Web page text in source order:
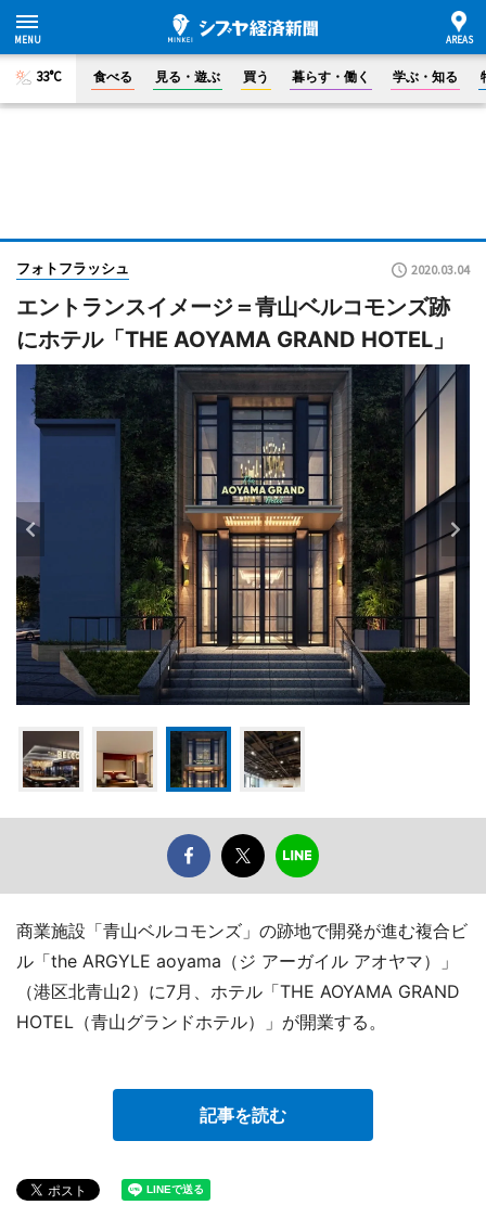
33°C 食べる 見る・遊ぶ 買う 暮らす・働く 学ぶ・知る
フォトフラッシュ 2020.03.04
エントランスイメージ＝青山ベルコモンズ跡
にホテル「THE AOYAMA GRAND HOTEL」
商業施設「青山ベルコモンズ」の跡地で開発が進む複合ビ
ル「the ARGYLE aoyama（ジ アーガイル アオヤマ）」
（港区北青山2）に7月、ホテル「THE AOYAMA GRAND
HOTEL（青山グランドホテル）」が開業する。
記事を読む